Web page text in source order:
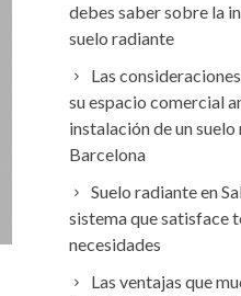
debes saber sobre la
suelo radiante
Las
su espacio comercial
instalación de un
Barcelona
Suelo radiante en
sistema que satisface
necesidades
Las ventajas que